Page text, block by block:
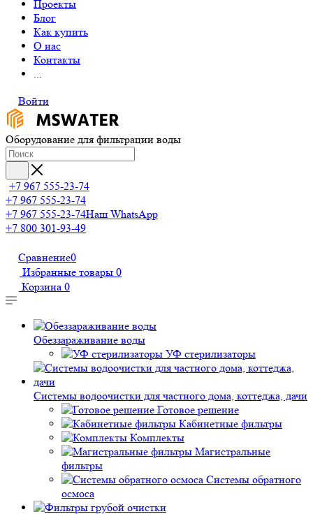
Проекты
Блог
Как купить
О нас
Контакты
...
Войти
Оборудование для фильтрации воды
+7 967 555-23-74
+7 967 555-23-74
+7 967 555-23-74Наш WhatsApp
+7 800 301-93-49
Сравнение0
Избранные товары 0
Корзина 0
Обеззараживание воды
УФ стерилизаторы
Системы водоочистки для частного дома, коттеджа, дачи
Готовое решение
Кабинетные фильтры
Комплекты
Магистральные
фильтры
Системы обратного
осмоса